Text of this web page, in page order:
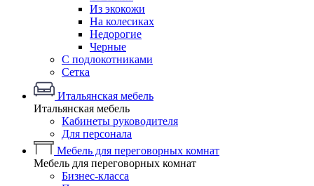
Из экокожи
На колесиках
Недорогие
Черные
С подлокотниками
Сетка
Итальянская мебель
Итальянская мебель
Кабинеты руководителя
Для персонала
Мебель для переговорных комнат
Мебель для переговорных комнат
Бизнес-класса